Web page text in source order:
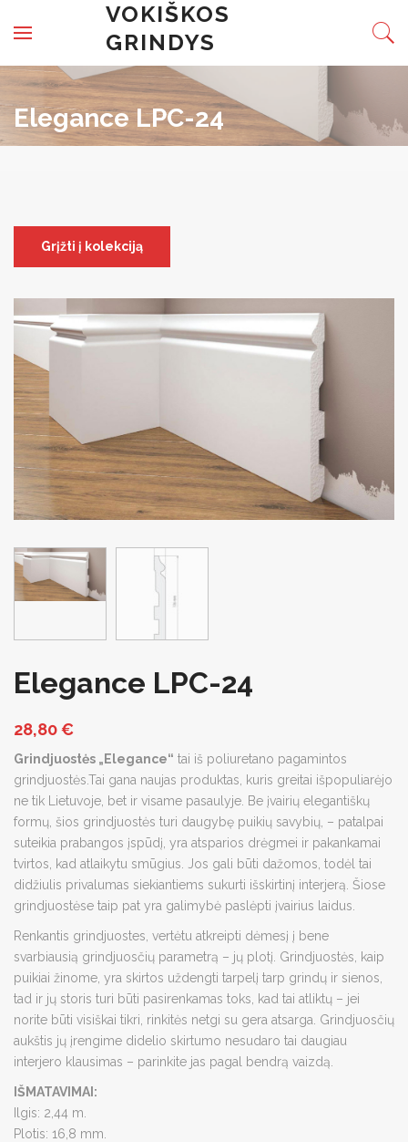
VOKIŠKOS
GRINDYS
Elegance LPC-24
Grįžti į kolekciją
Elegance LPC-24
28,80€
Grindjuostės „Elegance“ tai iš poliuretano pagamintos
grindjuostės.Tai gana naujas produktas, kuris greitai išpopuliarėjo
ne tik Lietuvoje, bet ir visame pasaulyje. Be įvairių elegantiškų
formų, šios grindjuostės turi daugybę puikių savybių, – patalpai
suteikia prabangos įspūdį, yra atsparios drėgmei ir pakankamai
tvirtos, kad atlaikytu smūgius. Jos gali būti dažomos, todėl tai
didžiulis privalumas siekiantiems sukurti išskirtinį interjerą. Šiose
grindjuostėse taip pat yra galimybė paslėpti įvairius laidus.
Renkantis grindjuostes, vertėtu atkreipti dėmesį į bene
svarbiausią grindjuosčių parametrą – jų plotį. Grindjuostės, kaip
puikiai žinome, yra skirtos uždengti tarpelį tarp grindų ir sienos,
tad ir jų storis turi būti pasirenkamas toks, kad tai atliktų – jei
norite būti visiškai tikri, rinkitės netgi su gera atsarga. Grindjuosčių
aukštis jų įrengime didelio skirtumo nesudaro tai daugiau
interjero klausimas – parinkite jas pagal bendrą vaizdą.
IŠMATAVIMAI:
Ilgis: 2,44 m.
Plotis: 16,8 mm.